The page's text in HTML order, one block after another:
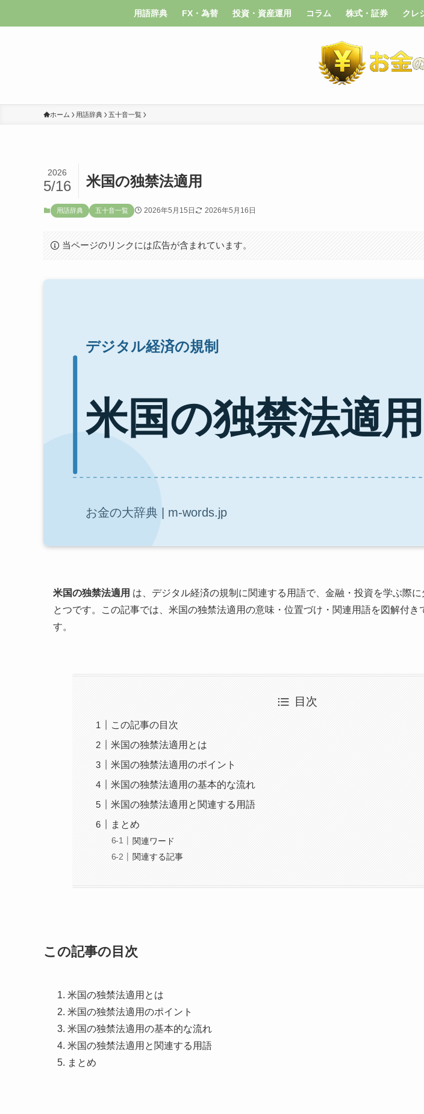
用語辞典 FX・為替 投資・資産運用 コラム 株式・証券 クレ
ホーム 用語辞典 五十音一覧
米国の独禁法適用
2026
5/16
用語辞典 五十音一覧 2026年5月15日 2026年5月16日
当ページのリンクには広告が含まれています。
米国の独禁法適用 は、デジタル経済の規制に関連する用語で、金融・投資を学ぶ際
とつです。この記事では、米国の独禁法適用の意味・位置づけ・関連用語を図解付き
す。
目次
この記事の目次
米国の独禁法適用とは
米国の独禁法適用のポイント
米国の独禁法適用の基本的な流れ
米国の独禁法適用と関連する用語
まとめ
関連ワード
関連する記事
この記事の目次
米国の独禁法適用とは
米国の独禁法適用のポイント
米国の独禁法適用の基本的な流れ
米国の独禁法適用と関連する用語
まとめ